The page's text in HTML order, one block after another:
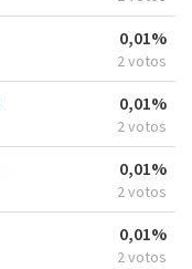
0,01%
2 votos
0,01%
2 votos
0,01%
2 votos
0,01%
2 votos